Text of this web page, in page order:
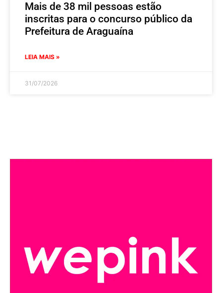
Mais de 38 mil pessoas estão
inscritas para o concurso público da
Prefeitura de Araguaína
LEIA MAIS »
31/07/2026